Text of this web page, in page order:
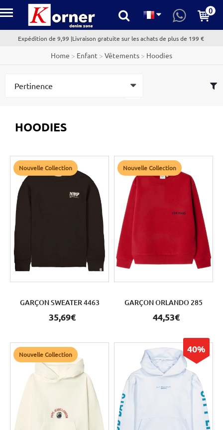
kornerdenim.com 0
Expédition de 9,99 |Livraison gratuite sur les achats de plus de 199 €
Home > Enfant > Vêtements > Hoodies
HOODIES
Nouvelle Collection
GARÇON SWEATER 4463
35,69€
Nouvelle Collection
GARÇON ORLANDO 285
44,53€
Nouvelle Collection 40%